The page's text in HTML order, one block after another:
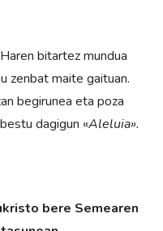
bitartez mundua
zenbat maite gaituan.
begirunea eta poza
dagigun «Aleluia».
bere Semearen